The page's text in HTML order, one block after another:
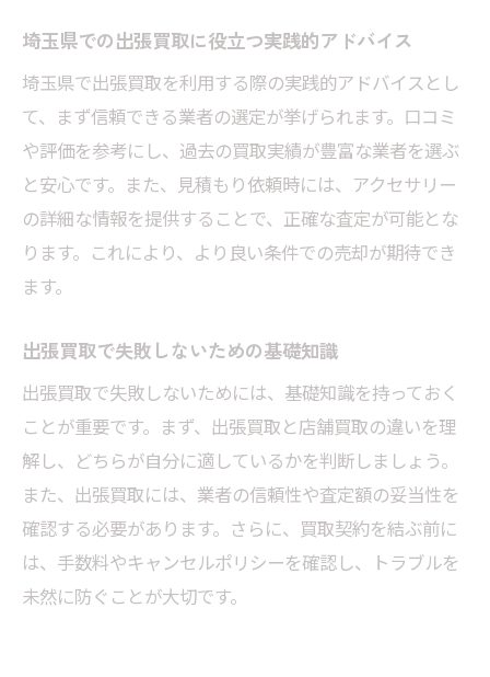
埼玉県での出張買取に役立つ実践的アドバイス
埼玉県で出張買取を利用する際の実践的アドバイスとし
て、まず信頼できる業者の選定が挙げられます。口コミ
や評価を参考にし、過去の買取実績が豊富な業者を選ぶ
と安心です。また、見積もり依頼時には、アクセサリー
の詳細な情報を提供することで、正確な査定が可能とな
ります。これにより、より良い条件での売却が期待でき
ます。
出張買取で失敗しないための基礎知識
出張買取で失敗しないためには、基礎知識を持っておく
ことが重要です。まず、出張買取と店舗買取の違いを理
解し、どちらが自分に適しているかを判断しましょう。
また、出張買取には、業者の信頼性や査定額の妥当性を
確認する必要があります。さらに、買取契約を結ぶ前に
は、手数料やキャンセルポリシーを確認し、トラブルを
未然に防ぐことが大切です。